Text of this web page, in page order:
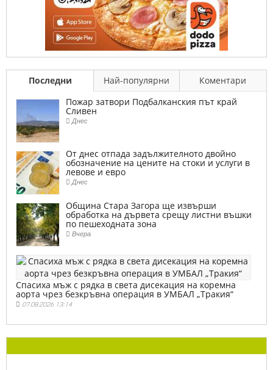
Последни Най-популярни
Коментари
Пожар затвори Подбалканския път край
Сливен
Днес
От днес отпада задължителното двойно
обозначение на цените на стоки и услуги в
левове и евро
Днес
Община Стара Загора ще извърши
обработка на дървета срещу листни въшки
по пешеходната зона
Вчера
Спасиха мъж с рядка в света дисекация на коремна
аорта чрез безкръвна операция в УМБАЛ „Тракия“
07.08.2026 13:14